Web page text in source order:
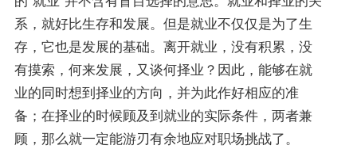
系，就好比生存和发展。但是就业不仅仅是为了生
存，它也是发展的基础。离开就业，没有积累，没
有摸索，何来发展，又谈何择业？因此，能够在就
业的同时想到择业的方向，并为此作好相应的准
备；在择业的时候顾及到就业的实际条件，两者兼
顾，那么就一定能游刃有余地应对职场挑战了。